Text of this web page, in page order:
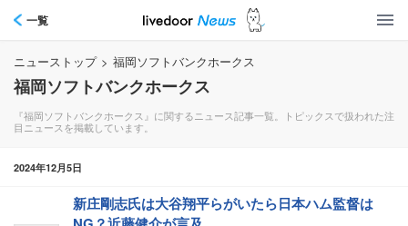
一覧
ニューストップ > 福岡ソフトバンクホークス
福岡ソフトバンクホークス
『福岡ソフトバンクホークス』に関するニュース記事一覧。トピックスで扱われた注
目ニュースを掲載しています。
2024年12月5日
新庄剛志氏は大谷翔平らがいたら日本ハム監督は